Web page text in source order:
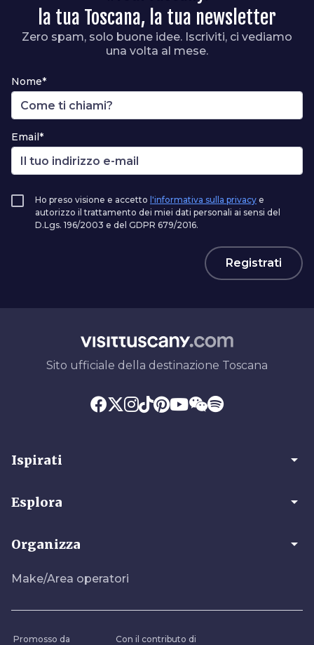
la tua Toscana, la tua newsletter
Zero spam, solo buone idee. Iscriviti, ci vediamo
una volta al mese.
Nome*
Email*
Ho preso visione e accetto l'informativa sulla privacy e
autorizzo il trattamento dei miei dati personali ai sensi del
D.Lgs. 196/2003 e del GDPR 679/2016.
Registrati
Sito ufficiale della destinazione Toscana
Ispirati arrow_drop_down
Esplora arrow_drop_down
Organizza arrow_drop_down
Make/Area operatori
Promosso da Con il contributo di